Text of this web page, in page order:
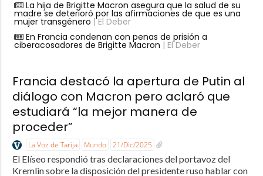
La hija de Brigitte Macron asegura que la salud de su
madre se deterioró por las afirmaciones de que es una
mujer transgénero | El Deber
En Francia condenan con penas de prisión a
ciberacosadores de Brigitte Macron | El Deber
Francia destacó la apertura de Putin al
diálogo con Macron pero aclaró que
estudiará “la mejor manera de
proceder”
La Voz de Tarija Mundo 21/Dic/2025
El Elíseo respondió tras declaraciones del portavoz del
Kremlin sobre la disposición del presidente ruso hablar con